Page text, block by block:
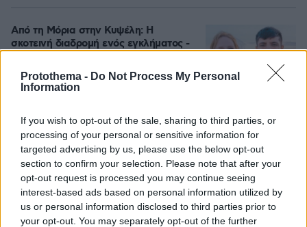
Protothema - Do Not Process My Personal
Information
If you wish to opt-out of the sale, sharing to third parties, or
processing of your personal or sensitive information for
targeted advertising by us, please use the below opt-out
section to confirm your selection. Please note that after your
opt-out request is processed you may continue seeing
interest-based ads based on personal information utilized by
us or personal information disclosed to third parties prior to
your opt-out. You may separately opt-out of the further
Από τη Μόρια στην Κυψέλη: Η
σκοτεινή διαδρομή ενός εγκλήματος -
και η μοιραία συνάντηση με την άτυχη
Σκωτσέζα
Πλεύρης στο Breitbart: Η επανεκλογή
Τραμπ άλλαξε τη μεταναστευτική
πολιτική σε ΗΠΑ και Ευρώπη - Η
ανάρτηση του Αμερικανού προέδρου
με τη συνέντευξη του Έλληνα
υπουργού